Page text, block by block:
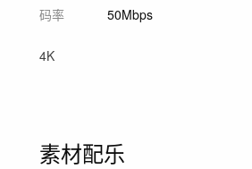
码率
50Mbps
4K
素材配乐